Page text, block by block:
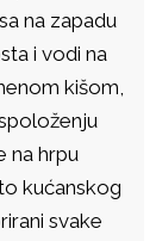
na zapadu
i vodi na
kišom,
na hrpu
kućanskog
svake